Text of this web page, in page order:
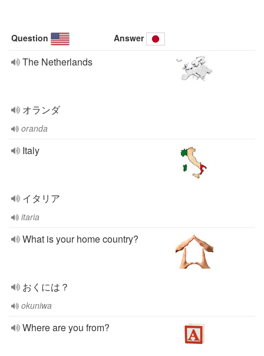
Question Answer
The Netherlands
オランダ
oranda
Italy
イタリア
itaria
What is your home country?
おくには？
okuniwa
Where are you from?